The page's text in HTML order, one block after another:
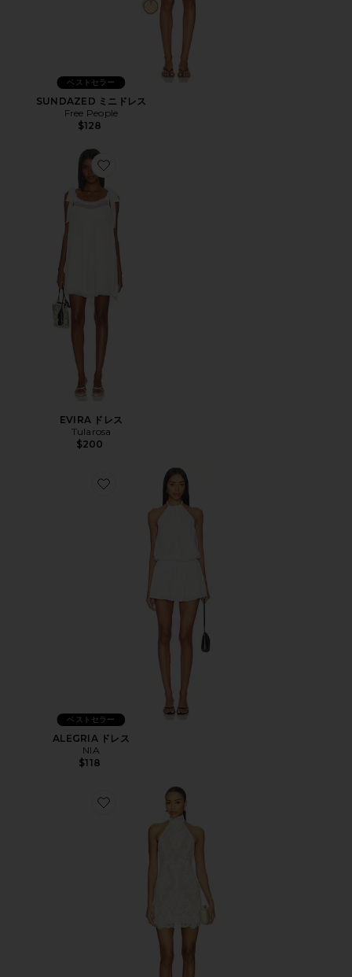
ベストセラー
SUNDAZED ミニドレス
Free People
$128
Favorite EVIRA ドレス
EVIRA ドレス
Tularosa
$200
Favorite ALEGRIA ドレス
ベストセラー
ALEGRIA ドレス
NIA
$118
Favorite OLLIE ドレス